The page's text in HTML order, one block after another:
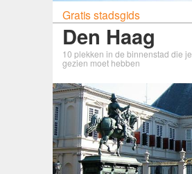
Gratis stadsgids
Den Haag
10 plekken in de binnenstad die je
gezien moet hebben